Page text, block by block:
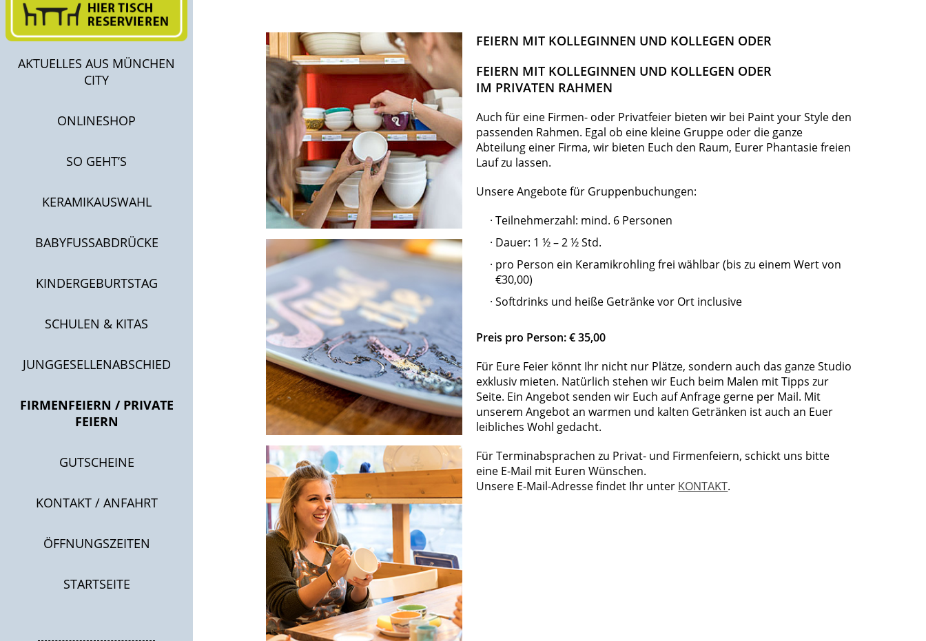
AKTUELLES AUS MÜNCHEN
CITY
ONLINESHOP
SO GEHT’S
KERAMIKAUSWAHL
BABYFUSSABDRÜCKE
KINDERGEBURTSTAG
SCHULEN & KITAS
JUNGGESELLENABSCHIED
FIRMENFEIERN / PRIVATE
FEIERN
GUTSCHEINE
KONTAKT / ANFAHRT
ÖFFNUNGSZEITEN
STARTSEITE
FEIERN MIT KOLLEGINNEN UND KOLLEGEN ODER
FEIERN MIT KOLLEGINNEN UND KOLLEGEN ODER
IM PRIVATEN RAHMEN
Auch für eine Firmen- oder Privatfeier bieten wir bei Paint your Style den
passenden Rahmen. Egal ob eine kleine Gruppe oder die ganze
Abteilung einer Firma, wir bieten Euch den Raum, Eurer Phantasie freien
Lauf zu lassen.
Unsere Angebote für Gruppenbuchungen:
Teilnehmerzahl: mind. 6 Personen
Dauer: 1 ½ – 2 ½ Std.
pro Person ein Keramikrohling frei wählbar (bis zu einem Wert von
€30,00)
Softdrinks und heiße Getränke vor Ort inclusive
Preis pro Person: € 35,00
Für Eure Feier könnt Ihr nicht nur Plätze, sondern auch das ganze Studio
exklusiv mieten. Natürlich stehen wir Euch beim Malen mit Tipps zur
Seite. Ein Angebot senden wir Euch auf Anfrage gerne per Mail. Mit
unserem Angebot an warmen und kalten Getränken ist auch an Euer
leibliches Wohl gedacht.
Für Terminabsprachen zu Privat- und Firmenfeiern, schickt uns bitte
eine E-Mail mit Euren Wünschen.
Unsere E-Mail-Adresse findet Ihr unter KONTAKT.